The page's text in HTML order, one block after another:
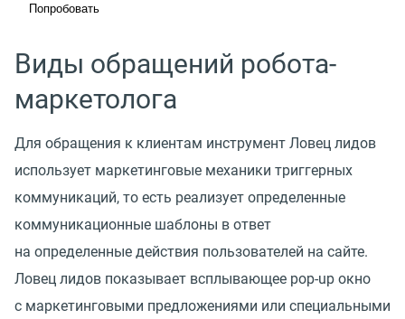
Попробовать
Виды обращений робота-
маркетолога
Для обращения к клиентам инструмент Ловец лидов
использует маркетинговые механики триггерных
коммуникаций, то есть реализует определенные
коммуникационные шаблоны в ответ
на определенные действия пользователей на сайте.
Ловец лидов показывает всплывающее pop-up окно
с маркетинговыми предложениями или специальными